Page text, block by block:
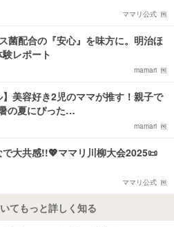
ママリ公式
菌配合の『安心』を味方に。明治ほ
レポート
mamari
】美容好き2児のママが推す！親子で
の夏にぴった…
mamari
大共感!!💖ママリ川柳大会2025📜
ママリ公式
てもっと詳しく知る